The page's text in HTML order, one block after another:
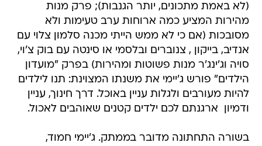
(לא באמת מתכונים, יותר הגנבות); פרק מנות
מהירות המציע כמה ארוחות ערב טעימות ולא
מסובכות (אם כי לא ממש הייתי מכנה סלמון צלוי עם
אנדיב, בייקון , צנוברים ובלסמי או סינטה עם בוק צ'וי,
סויה וג'ינג'ר מנות פשוטות ומהירות) בפרק "מועדון
הילדים" פורש ג'יימי את משנתו המצוינת: תנו לילדים
להיות מעורבים ולגלות עניין באוכל. דרך חינוך, עניין
ודמיון  ארגנתם לכם ילדים קטנים שאוהבים לאכול.
בשורה התחתונה מדובר בממתק. ג'יימי חמוד,